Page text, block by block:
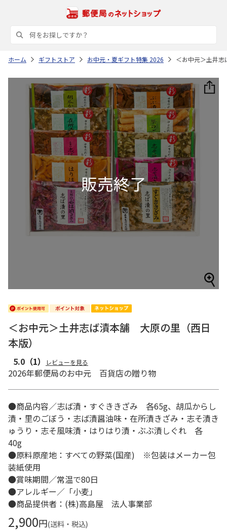
ホーム ギフトストア お中元・夏ギフト特集 2026 ＜お中元＞土井
＜お中元＞土井志ば漬本舗 大原の里（西日
本版）
5.0 （1） レビューを見る
2026年郵便局のお中元 百貨店の贈り物
●商品内容／志ば漬・すぐききざみ 各65g、胡瓜からし
漬・里のごぼう・志ば漬醤油味・在所漬きざみ・志そ漬き
ゅうり・志そ風味漬・はりはり漬・ぶぶ漬しぐれ 各
40g
●原料原産地：すべての野菜(国産) ※包装はメーカー包
装紙使用
●賞味期間／常温で80日
●アレルギー／「小麦」
●商品提供者：(株)高島屋 法人事業部
2,900円(送料・税込)